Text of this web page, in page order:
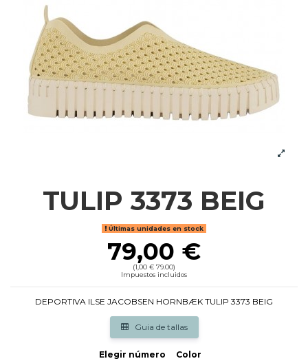
TULIP 3373 BEIG
Últimas unidades en stock
79,00 €
(1,00 € 79.00)
Impuestos incluidos
DEPORTIVA ILSE JACOBSEN HORNBÆK TULIP 3373 BEIG
Guia de tallas
Elegir número
Color